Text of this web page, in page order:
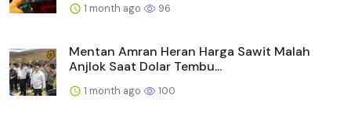
1 month ago 96
Mentan Amran Heran Harga Sawit Malah
Anjlok Saat Dolar Tembu...
1 month ago 100